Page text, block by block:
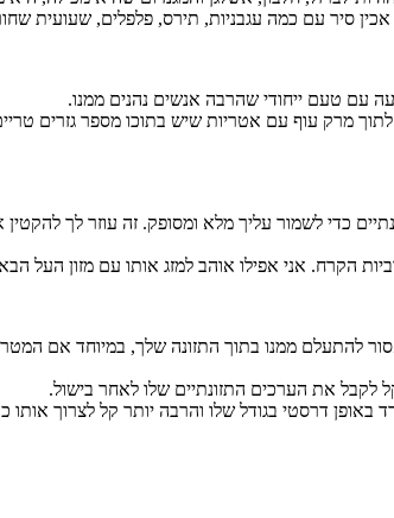
סיר עם כמה עגבניות, תירס, פלפלים, שעועית
עם טעם ייחודי שהרבה אנשים נהנים ממנו.
מרק עוף עם אטריות שיש בתוכו מספר גזרים
הוא מלא בחומרים תזונתיים כדי לשמור עליך מלא ומסופק.
הקרח. אני אפילו אוהב למזג אותו עם מזון העל
להתעלם ממנו בתוך התזונה שלך, במיוחד אם
לקבל את הערכים התזונתיים שלו לאחר בישול.
דרסטי בגודל שלו והרבה יותר קל לצרוך אותו כך